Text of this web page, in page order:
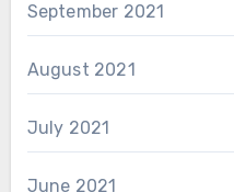
September 2021
August 2021
July 2021
June 2021